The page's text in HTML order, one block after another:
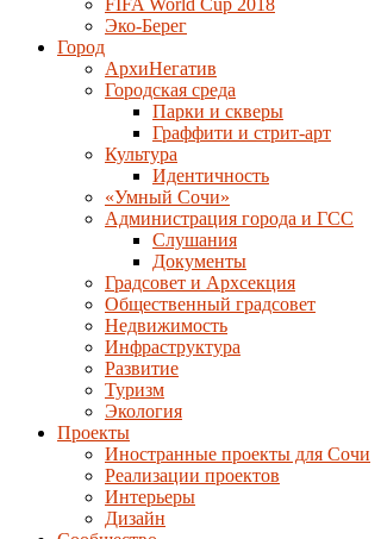
FIFA World Cup 2018
Эко-Берег
Город
АрхиНегатив
Городская среда
Парки и скверы
Граффити и стрит-арт
Культура
Идентичность
«Умный Сочи»
Администрация города и ГСС
Слушания
Документы
Градсовет и Архсекция
Общественный градсовет
Недвижимость
Инфраструктура
Развитие
Туризм
Экология
Проекты
Иностранные проекты для Сочи
Реализации проектов
Интерьеры
Дизайн